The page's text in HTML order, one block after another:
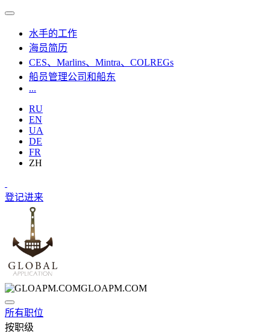
水手的工作
海员简历
CES、Marlins、Mintra、COLREGs
船员管理公司和船东
...
RU
EN
UA
DE
FR
ZH
登记进来
GLOAPM.COM
所有职位
按职级